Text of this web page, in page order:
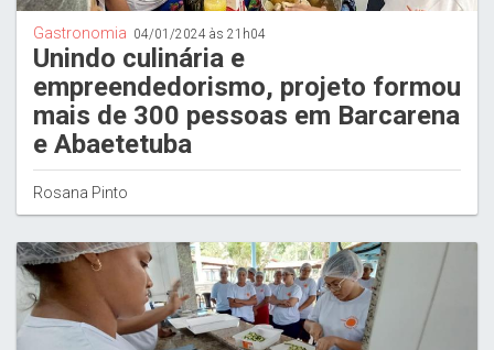
Gastronomia 04/01/2024 às 21h04
Unindo culinária e
empreendedorismo, projeto formou
mais de 300 pessoas em Barcarena
e Abaetetuba
Rosana Pinto